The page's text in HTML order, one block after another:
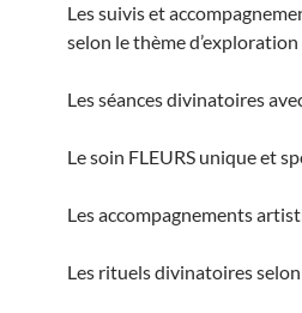
Les suivis et
selon le thème
Les séances divinatoires
Le soin FLEURS unique et
Les accompagnements
Les rituels divinatoires